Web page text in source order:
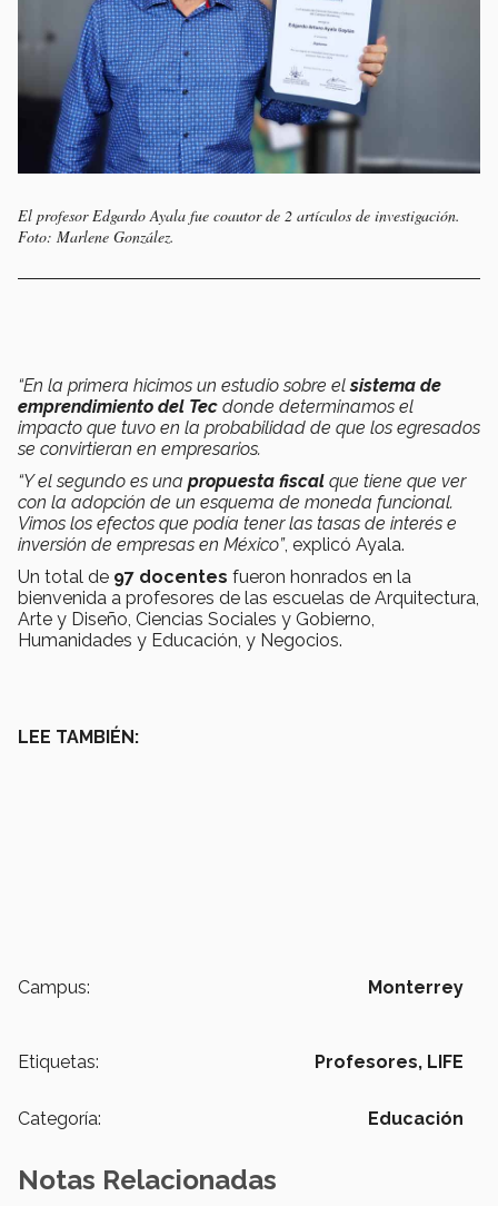
El profesor Edgardo Ayala fue coautor de 2 artículos de investigación.
Foto: Marlene González.
“En la primera hicimos un estudio sobre elsistema de
emprendimiento del Tec donde determinamos el
impacto que tuvo en la probabilidad de que los egresados
se convirtieran en empresarios.
“Y el segundo es una propuesta fiscal que tiene que ver
con la adopción de un esquema de moneda funcional.
Vimos los efectos que podía tener las tasas de interés e
inversión de empresas en México”, explicó Ayala.
Un total de 97 docentes fueron honrados en la
bienvenida a profesores de las escuelas de Arquitectura,
Arte y Diseño, Ciencias Sociales y Gobierno,
Humanidades y Educación, y Negocios.
LEE TAMBIÉN:
Campus: Monterrey
Etiquetas: Profesores, LIFE
Categoría: Educación
Notas Relacionadas